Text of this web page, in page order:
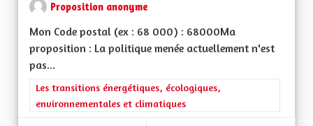
Proposition anonyme
Mon Code postal (ex : 68 000) : 68000Ma
proposition : La politique menée actuellement n'est
pas...
Filtrer les résultats de la catégorie : Les transitions
Les transitions énergétiques, écologiques,
environnementales et climatiques